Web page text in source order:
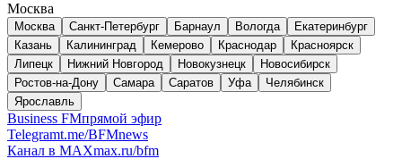
Москва
Москва Санкт-Петербург Барнаул Вологда
Екатеринбург
Казань
Калининград Кемерово Краснодар
Красноярск
Липецк
Нижний Новгород Новокузнецк
Новосибирск
Ростов-на-Дону
Самара Саратов Уфа
Челябинск
Ярославль
Business FMпрямой эфир
Telegramt.me/BFMnews
Канал в MAXmax.ru/bfm